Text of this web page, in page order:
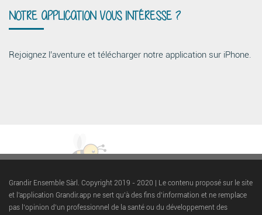
NOTRE APPLICATION VOUS INTÉRESSE ?
Rejoignez l’aventure et télécharger notre application sur iPhone.
Grandir Ensemble Sàrl. Copyright 2019 - 2020 | Le contenu proposé sur le site
et l'application Grandir.app ne sert qu’à des fins d’information et ne remplace
pas l’opinion d’un professionnel de la santé ou du développement des